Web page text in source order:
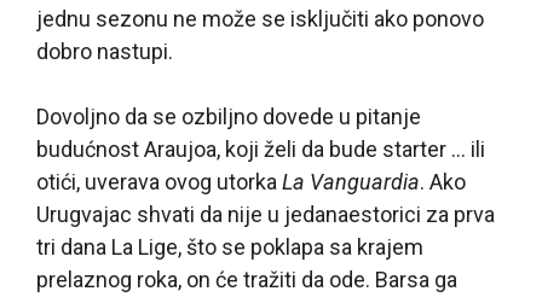
jednu sezonu ne može se isključiti ako ponovo
dobro nastupi.
Dovoljno da se ozbiljno dovede u pitanje
budućnost Araujoa, koji želi da bude starter … ili
otići, uverava ovog utorka La Vanguardia. Ako
Urugvajac shvati da nije u jedanaestorici za prva
tri dana La Lige, što se poklapa sa krajem
prelaznog roka, on će tražiti da ode. Barsa ga